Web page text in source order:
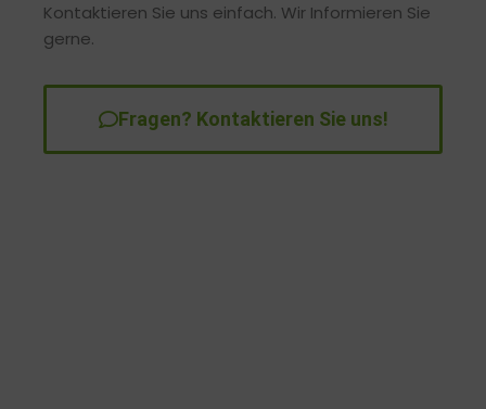
Kontaktieren Sie uns einfach. Wir Informieren Sie
gerne.
Fragen? Kontaktieren Sie uns!